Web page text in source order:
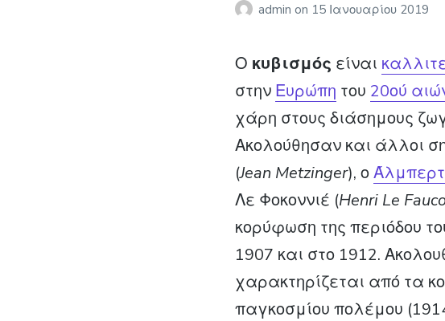
adminon 15 Ιανουαρίου 2019
Ο κυβισμός είναι
στην Ευρώπη του 20ού
χάρη στους διάσημους
Ακολούθησαν και άλλοι
(Jean Metzinger), ο
Λε Φοκοννιέ (Henri Le
κορύφωση της περιόδου
1907 και στο 1912.
χαρακτηρίζεται από τα
παγκοσμίου πολέμου